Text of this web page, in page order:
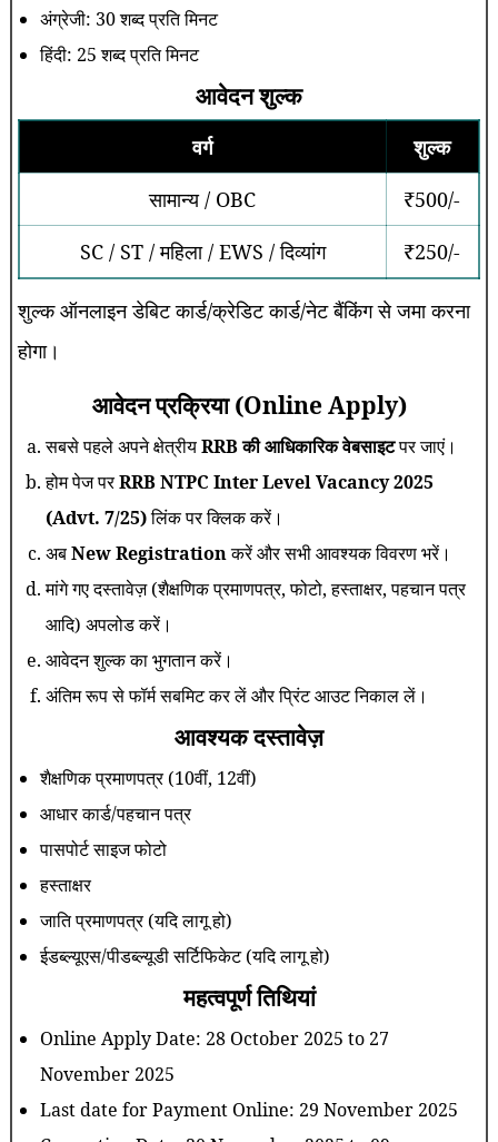
अंग्रेजी: 30 शब्द प्रति मिनट
हिंदी: 25 शब्द प्रति मिनट
आवेदन शुल्क
वर्ग
शुल्क
सामान्य / OBC
₹500/-
SC / ST / महिला / EWS / दिव्यांग
₹250/-
शुल्क ऑनलाइन डेबिट कार्ड/क्रेडिट कार्ड/नेट बैंकिंग से जमा करना
होगा।
आवेदन प्रक्रिया (Online Apply)
सबसे पहले अपने क्षेत्रीयRRB की आधिकारिक वेबसाइटपर जाएं।
होम पेज परRRB NTPC Inter Level Vacancy 2025
(Advt. 7/25)लिंक पर क्लिक करें।
अबNew Registrationकरें और सभी आवश्यक विवरण भरें।
मांगे गए दस्तावेज़ (शैक्षणिक प्रमाणपत्र, फोटो, हस्ताक्षर, पहचान पत्र
आदि) अपलोड करें।
आवेदन शुल्क का भुगतान करें।
अंतिम रूप से फॉर्म सबमिट कर लें और प्रिंट आउट निकाल लें।
आवश्यक दस्तावेज़
शैक्षणिक प्रमाणपत्र (10वीं, 12वीं)
आधार कार्ड/पहचान पत्र
पासपोर्ट साइज फोटो
हस्ताक्षर
जाति प्रमाणपत्र (यदि लागू हो)
ईडब्ल्यूएस/पीडब्ल्यूडी सर्टिफिकेट (यदि लागू हो)
महत्वपूर्ण तिथियां
Online Apply Date: 28 October 2025 to 27
November 2025
Last date for Payment Online: 29 November 2025